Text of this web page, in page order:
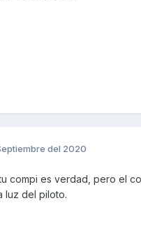
del 2020
compi es verdad, pero el
luz del piloto.